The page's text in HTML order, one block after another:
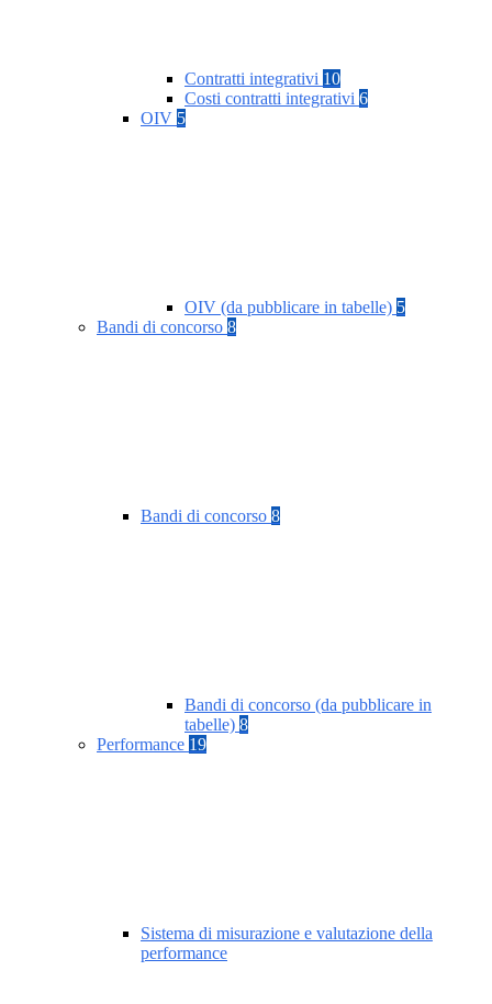
Contratti integrativi 10
Costi contratti integrativi 6
OIV 5
OIV (da pubblicare in tabelle) 5
Bandi di concorso 8
Bandi di concorso 8
Bandi di concorso (da pubblicare in
tabelle) 8
Performance 19
Sistema di misurazione e valutazione della
performance